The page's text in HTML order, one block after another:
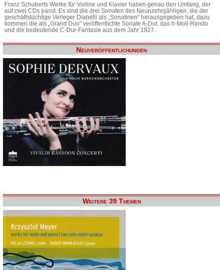
Franz Schuberts Werke für Violine und Klavier haben genau den Umfang, der
auf zwei CDs passt. Es sind die drei Sonaten des Neunzehnjährigen, die der
geschäftstüchtige Verleger Diabelli als „Sonatinen“ herausgegeben hat, dazu
kommen die als „Grand Duo“ veröffentlichte Sonate A-Dur, das h-Moll-Rondo
und die bedeutende C-Dur-Fantasie aus dem Jahr 1827.
Neuveröffentlichungen
Weitere 39 Themen